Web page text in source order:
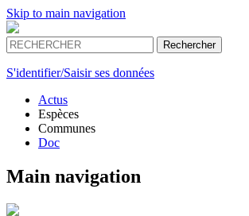
Skip to main navigation
S'identifier/Saisir ses données
Actus
Espèces
Communes
Doc
Main navigation